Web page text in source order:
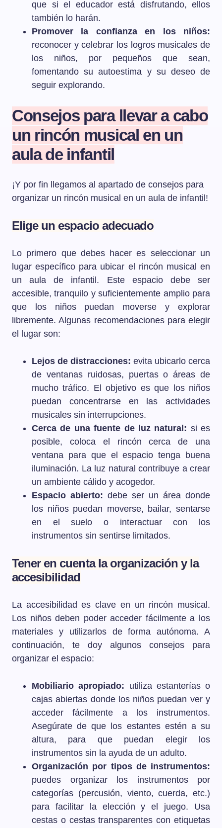
que si el educador está disfrutando, ellos
también lo harán.
Promover la confianza en los niños:
reconocer y celebrar los logros musicales de
los niños, por pequeños que sean,
fomentando su autoestima y su deseo de
seguir explorando.
Consejos para llevar a cabo
un rincón musical en un
aula de infantil
¡Y por fin llegamos al apartado de consejos para
organizar un rincón musical en un aula de infantil!
Elige un espacio adecuado
Lo primero que debes hacer es seleccionar un
lugar específico para ubicar el rincón musical en
un aula de infantil. Este espacio debe ser
accesible, tranquilo y suficientemente amplio para
que los niños puedan moverse y explorar
libremente. Algunas recomendaciones para elegir
el lugar son:
Lejos de distracciones: evita ubicarlo cerca
de ventanas ruidosas, puertas o áreas de
mucho tráfico. El objetivo es que los niños
puedan concentrarse en las actividades
musicales sin interrupciones.
Cerca de una fuente de luz natural: si es
posible, coloca el rincón cerca de una
ventana para que el espacio tenga buena
iluminación. La luz natural contribuye a crear
un ambiente cálido y acogedor.
Espacio abierto: debe ser un área donde
los niños puedan moverse, bailar, sentarse
en el suelo o interactuar con los
instrumentos sin sentirse limitados.
Tener en cuenta la organización y la
accesibilidad
La accesibilidad es clave en un rincón musical.
Los niños deben poder acceder fácilmente a los
materiales y utilizarlos de forma autónoma. A
continuación, te doy algunos consejos para
organizar el espacio:
Mobiliario apropiado: utiliza estanterías o
cajas abiertas donde los niños puedan ver y
acceder fácilmente a los instrumentos.
Asegúrate de que los estantes estén a su
altura, para que puedan elegir los
instrumentos sin la ayuda de un adulto.
Organización por tipos de instrumentos:
puedes organizar los instrumentos por
categorías (percusión, viento, cuerda, etc.)
para facilitar la elección y el juego. Usa
cestas o cestas transparentes con etiquetas